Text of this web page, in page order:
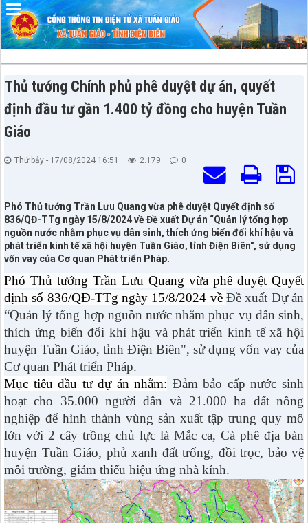
Thủ tướng Chính phủ phê duyệt dự án, quyết
định đầu tư gần 1.400 tỷ đồng cho huyện Tuần
Giáo
Thứ bảy - 17/08/2024 16:51 2.179 0
Phó Thủ tướng Trần Lưu Quang vừa phê duyệt Quyết định số
836/QĐ-TTg ngày 15/8/2024 về Đề xuất Dự án “Quản lý tổng hợp
nguồn nước nhằm phục vụ dân sinh, thích ứng biến đổi khí hậu và
phát triển kinh tế xã hội huyện Tuần Giáo, tỉnh Điện Biên", sử dụng
vốn vay của Cơ quan Phát triển Pháp.
Phó Thủ tướng Trần Lưu Quang vừa phê duyệt Quyết
định số 836/QĐ-TTg ngày 15/8/2024 về Đề xuất Dự án
“Quản lý tổng hợp nguồn nước nhằm phục vụ dân sinh,
thích ứng biến đổi khí hậu và phát triển kinh tế xã hội
huyện Tuần Giáo, tỉnh Điện Biên", sử dụng vốn vay của
Cơ quan Phát triển Pháp.
Mục tiêu đầu tư dự án nhằm: Đảm bảo cấp nước sinh
hoạt cho 35.000 người dân và 21.000 ha đất nông
nghiệp để hình thành vùng sản xuất tập trung quy mô
lớn với 2 cây trồng chủ lực là Mắc ca, Cà phê địa bàn
huyện Tuần Giáo, phủ xanh đất trống, đồi trọc, bảo vệ
môi trường, giảm thiểu hiệu ứng nhà kính.
Đã kết nối EMC